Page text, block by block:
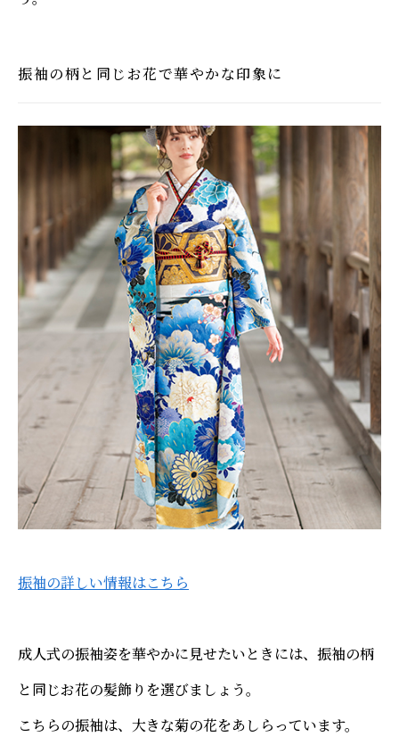
振袖の柄と同じお花で華やかな印象に
振袖の詳しい情報はこちら
成人式の振袖姿を華やかに見せたいときには、振袖の柄
と同じお花の髪飾りを選びましょう。
こちらの振袖は、大きな菊の花をあしらっています。